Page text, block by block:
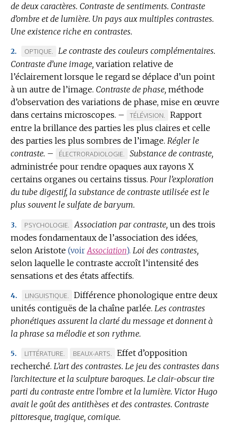
de deux caractères. Contraste de sentiments. Contraste
d’ombre et de lumière. Un pays aux multiples contrastes.
Une existence riche en contrastes.
2.
MARQUE
DE
DOMAINE
:
OPTIQUE.
Le contraste des couleurs complémentaires.
Contraste d’une image, variation relative de
l’éclairement lorsque le regard se déplace d’un point
à un autre de l’image. Contraste de phase, méthode
d’observation des variations de phase, mise en œuvre
dans certains microscopes. –
MARQUE
DE
DOMAINE
:
TÉLÉVISION.
Rapport
entre la brillance des parties les plus claires et celle
des parties les plus sombres de l’image. Régler le
contraste. –
MARQUE
DE
DOMAINE
:
ÉLECTRORADIOLOGIE.
Substance de contraste,
administrée pour rendre opaques aux rayons X
certains organes ou certains tissus. Pour l’exploration
du tube digestif, la substance de contraste utilisée est le
plus souvent le sulfate de baryum.
3.
MARQUE
DE
DOMAINE
:
PSYCHOLOGIE. Association par contraste, un des trois
modes fondamentaux de l’association des idées,
selon Aristote (voir Association). Loi des contrastes,
selon laquelle le contraste accroît l’intensité des
sensations et des états affectifs.
4.
MARQUE
DE
DOMAINE
:
LINGUISTIQUE.
Différence phonologique entre deux
unités contiguës de la chaîne parlée. Les contrastes
phonétiques assurent la clarté du message et donnent à
la phrase sa mélodie et son rythme.
5.
MARQUE
DE
DOMAINE
:
LITTÉRATURE.
MARQUE
DE
DOMAINE
:
BEAUX-ARTS.
Effet d’opposition
recherché. L’art des contrastes. Le jeu des contrastes dans
l’architecture et la sculpture baroques. Le clair-obscur tire
parti du contraste entre l’ombre et la lumière. Victor Hugo
avait le goût des antithèses et des contrastes. Contraste
pittoresque, tragique, comique.